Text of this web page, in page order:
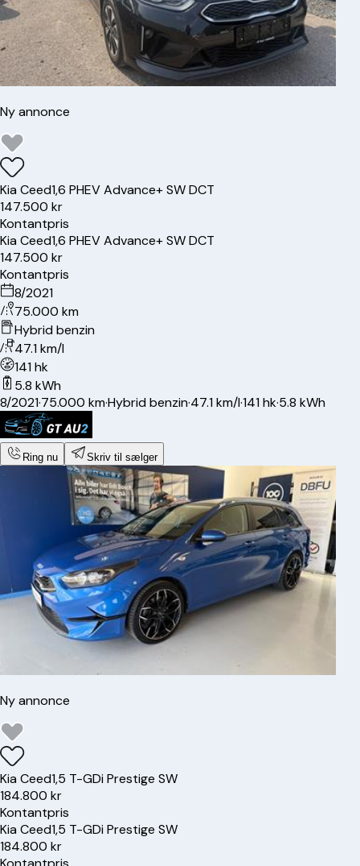
Ny annonce
KiaCeed1,6 PHEV Advance+ SW DCT
147.500 kr
Kontantpris
KiaCeed1,6 PHEV Advance+ SW DCT
147.500 kr
Kontantpris
8/2021
75.000 km
Hybrid benzin
47.1 km/l
141 hk
5.8 kWh
8/2021·75.000 km·Hybrid benzin·47.1 km/l·141 hk·5.8 kWh
Ring nu Skriv til sælger
Ny annonce
KiaCeed1,5 T-GDi Prestige SW
184.800 kr
Kontantpris
KiaCeed1,5 T-GDi Prestige SW
184.800 kr